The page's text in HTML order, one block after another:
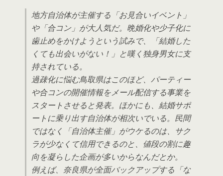
地方自治体が主催する「お見合いイベント」
や「合コン」が大人気だ。晩婚化や少子化に
歯止めをかけようという試みで、「結婚した
くても出会いがない！」と嘆く独身男女に支
持されている。
過疎化に悩む鳥取県はこのほど、パーティー
や合コンの開催情報をメール配信する事業を
スタートさせると発表。ほかにも、結婚サポ
ートに乗り出す自治体が相次いでいる。民間
ではなく「自治体主催」がウケるのは、サク
ラが少なくて信用できるのと、値段の割に趣
向を凝らした企画が多いからなんだとか。
例えば、奈良県が全面バックアップする「な